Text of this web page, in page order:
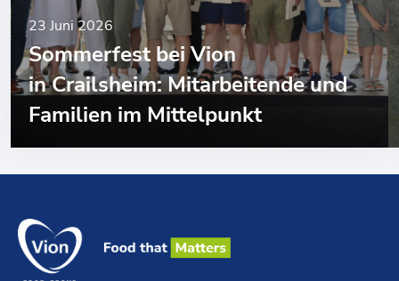
23 Juni 2026
Sommerfest bei Vion
in Crailsheim: Mitarbeitende und
Familien im Mittelpunkt